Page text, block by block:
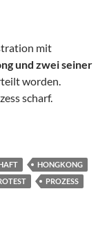
mit
und zwei seiner
worden.
scharf.
Haft für
HONGKONG
PROZESS